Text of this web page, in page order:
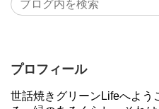
プロフィール
世話焼きグリーンLifeへよう